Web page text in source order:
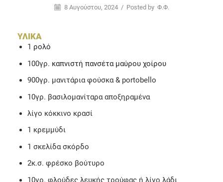
8 Αυγούστου, 2024 / Posted by Φ.Φ.
ΥΛΙΚΆ
1 ρολό
100γρ. καπνιστή πανσέτα μαύρου χοίρου
900γρ. μανιτάρια φούσκα & portobello
10γρ. βασιλομανίταρα αποξηραμένα
λίγο κόκκινο κρασί
1 κρεμμύδι
1 σκελίδα σκόρδο
2κ.σ. φρέσκο βούτυρο
10γρ. φλούδες λευκής τρούφας ή λίγο λάδι